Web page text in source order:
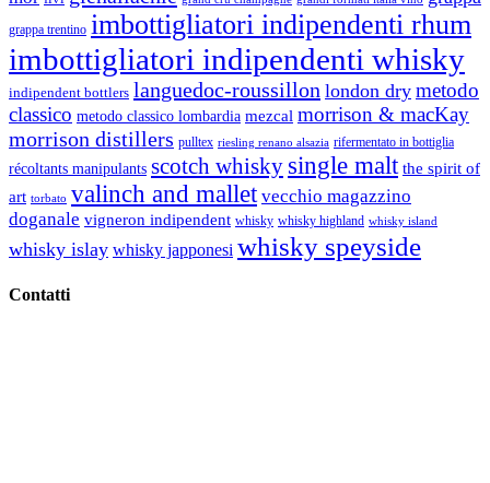
grappa trentino imbottigliatori indipendenti rhum
imbottigliatori indipendenti whisky
indipendent bottlers languedoc-roussillon london dry metodo
classico metodo classico lombardia mezcal morrison & macKay
morrison distillers pulltex riesling renano alsazia rifermentato in bottiglia
récoltants manipulants scotch whisky single malt the spirit of
art torbato valinch and mallet vecchio magazzino
doganale vigneron indipendent whisky whisky highland whisky island
whisky islay whisky japponesi whisky speyside
Contatti